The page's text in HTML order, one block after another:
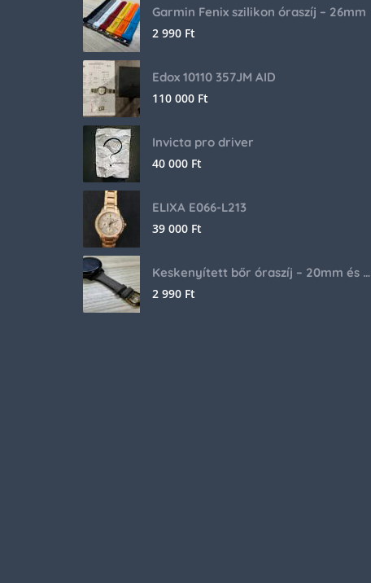
Garmin Fenix szilikon óraszíj – 26mm
2 990 Ft
Edox 10110 357JM AID
110 000 Ft
Invicta pro driver
40 000 Ft
ELIXA E066-L213
39 000 Ft
Keskenyített bőr óraszíj – 20mm és 22mm méretben
2 990 Ft